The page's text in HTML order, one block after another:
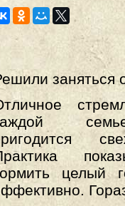
заняться
целый